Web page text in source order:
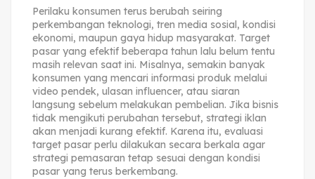
Perilaku konsumen terus berubah seiring
perkembangan teknologi, tren media sosial, kondisi
ekonomi, maupun gaya hidup masyarakat. Target
pasar yang efektif beberapa tahun lalu belum tentu
masih relevan saat ini. Misalnya, semakin banyak
konsumen yang mencari informasi produk melalui
video pendek, ulasan influencer, atau siaran
langsung sebelum melakukan pembelian. Jika bisnis
tidak mengikuti perubahan tersebut, strategi iklan
akan menjadi kurang efektif. Karena itu, evaluasi
target pasar perlu dilakukan secara berkala agar
strategi pemasaran tetap sesuai dengan kondisi
pasar yang terus berkembang.